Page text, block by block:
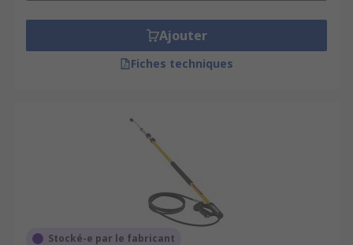
Ajouter
Fiches techniques
Stocké-e par le fabricant